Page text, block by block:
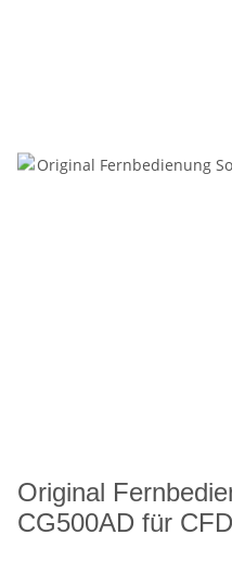
Original
CG500AD für